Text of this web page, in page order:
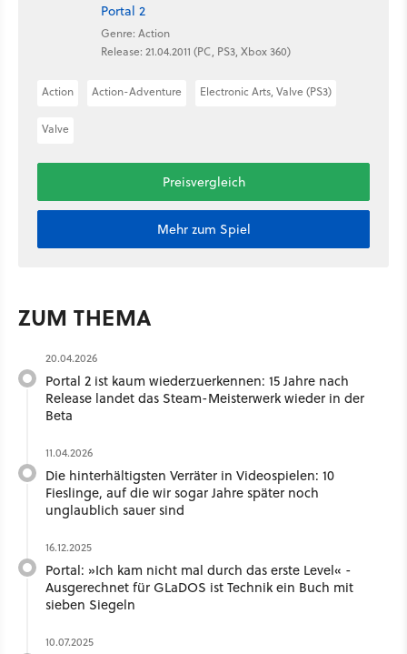
Portal 2
Genre: Action
Release: 21.04.2011 (PC, PS3, Xbox 360)
Action Action-Adventure Electronic Arts, Valve (PS3)
Valve
Preisvergleich
Mehr zum Spiel
ZUM THEMA
20.04.2026
Portal 2 ist kaum wiederzuerkennen: 15 Jahre nach
Release landet das Steam-Meisterwerk wieder in der
Beta
11.04.2026
Die hinterhältigsten Verräter in Videospielen: 10
Fieslinge, auf die wir sogar Jahre später noch
unglaublich sauer sind
16.12.2025
Portal: »Ich kam nicht mal durch das erste Level« -
Ausgerechnet für GLaDOS ist Technik ein Buch mit
sieben Siegeln
10.07.2025